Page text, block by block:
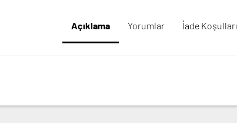
Açıklama Yorumlar İade Koşulları